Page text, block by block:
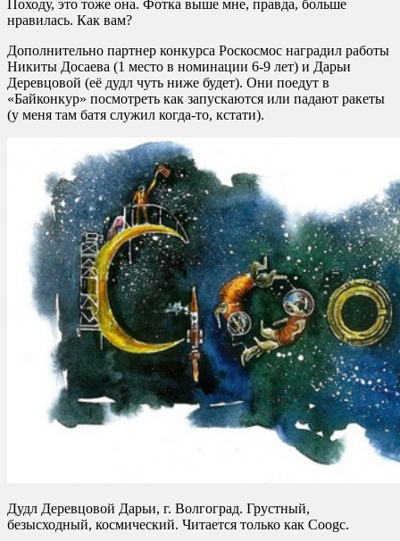
Походу, это тоже она. Фотка выше мне, правда, больше
нравилась. Как вам?
Дополнительно партнер конкурса Роскосмос наградил работы
Никиты Досаева (1 место в номинации 6-9 лет) и Дарьи
Деревцовой (её дудл чуть ниже будет). Они поедут в
«Байконкур» посмотреть как запускаются или падают ракеты
(у меня там батя служил когда-то, кстати).
Дудл Деревцовой Дарьи, г. Волгоград. Грустный,
безысходный, космический. Читается только как Coogc.